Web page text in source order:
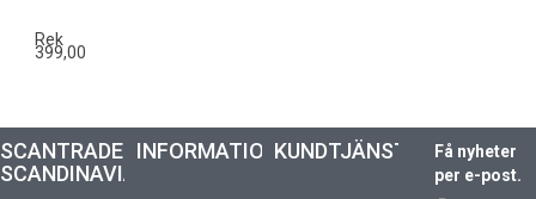
Rek
399,00
SCANTRADE
SCANDINAVIA
INFORMATIONKUNDTJÄNST
Få nyheter
per e-post.